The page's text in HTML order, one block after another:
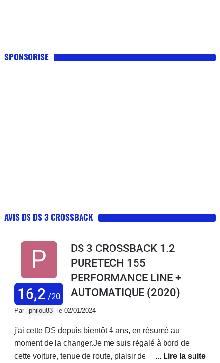
SPONSORISE
AVIS DS DS 3 CROSSBACK
16,2 /20
DS 3 CROSSBACK 1.2
PURETECH 155
PERFORMANCE LINE +
AUTOMATIQUE (2020)
Par philou83 le 02/01/2024
j'ai cette DS depuis bientôt 4 ans, en résumé au
moment de la changer.Je me suis régalé à bord de
cette voiture, tenue de route, plaisir de conduite, tout y